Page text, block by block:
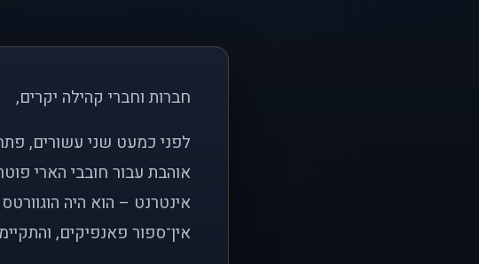
חברות וחברי קהילה יקרים,
אוהבת עבור חובבי הארי
אינטרנט – הוא היה
אין־ספור פאנפיקים,